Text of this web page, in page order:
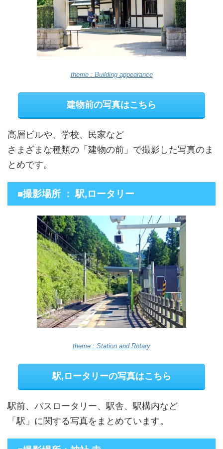
theme : Building appearance
建物前の写真はこちら
高層ビルや、学校、民家など
さまざまな種類の「建物の前」で撮影した写真のま
とめです。
■撮影場所 ： 駅,ロータリー
theme : Station and Rotary
駅,ロータリーの写真はこちら
駅前、バスロータリー、駅舎、駅構内など
「駅」に関する写真をまとめています。